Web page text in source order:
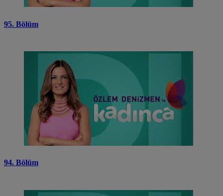
95. Bölüm
94. Bölüm